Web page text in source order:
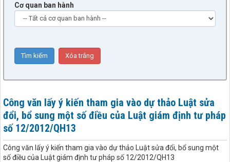
Cơ quan ban hành
Công văn lấy ý kiến tham gia vào dự thảo Luật sửa
đổi, bổ sung một số điều của Luật giám định tư pháp
số 12/2012/QH13
Công văn lấy ý kiến tham gia vào dự thảo Luật sửa đổi, bổ sung một
số điều của Luật giám định tư pháp số 12/2012/QH13